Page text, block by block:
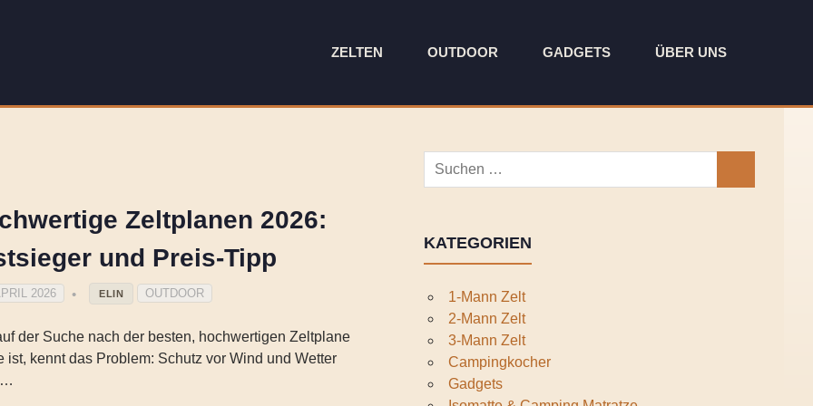
ZELTEN OUTDOOR GADGETS ÜBER UNS
Zeltplanen 2026:
und Preis-Tipp
2026 ELIN OUTDOOR
der Suche nach der besten, hochwertigen Zeltplane
ist, kennt das Problem: Schutz vor Wind und Wetter
Suchen
KATEGORIEN
1-Mann Zelt
2-Mann Zelt
3-Mann Zelt
Campingkocher
Gadgets